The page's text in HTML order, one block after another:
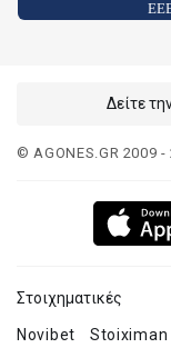
Δείτε
© AGONES.GR 2009 -
Στοιχηματικές
Novibet Stoiximan